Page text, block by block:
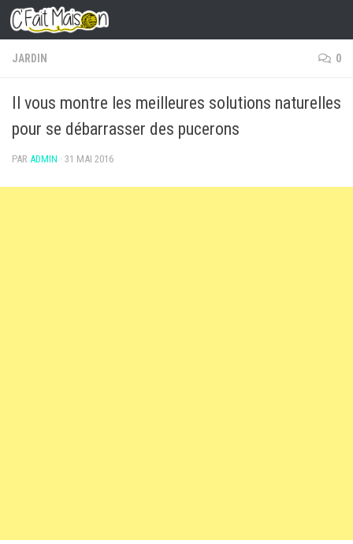
Skip to content
JARDIN 0
Il vous montre les meilleures solutions naturelles
pour se débarrasser des pucerons
PAR ADMIN · 31 MAI 2016